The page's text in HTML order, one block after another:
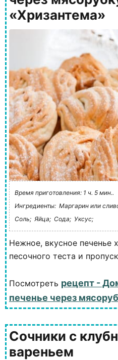
«Хризантема»
Время приготовления: 1 ч. 5 мин..
Ингредиенты: Маргарин или
Соль; Яйца; Сода; Уксус;
Нежное, вкусное печенье
песочного теста и
Посмотреть рецепт -
печенье через
Сочники с
вареньем